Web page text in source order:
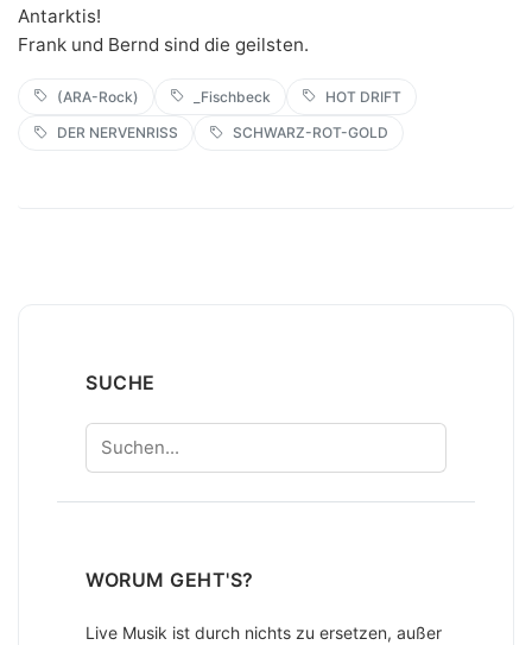
Antarktis!
Frank und Bernd sind die geilsten.
(ARA-Rock) _Fischbeck HOT DRIFT
DER NERVENRISS SCHWARZ-ROT-GOLD
SUCHE
Suchen
WORUM GEHT'S?
Live Musik ist durch nichts zu ersetzen, außer